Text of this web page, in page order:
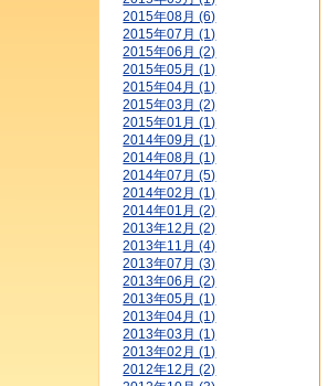
2015年08月 (6)
2015年07月 (1)
2015年06月 (2)
2015年05月 (1)
2015年04月 (1)
2015年03月 (2)
2015年01月 (1)
2014年09月 (1)
2014年08月 (1)
2014年07月 (5)
2014年02月 (1)
2014年01月 (2)
2013年12月 (2)
2013年11月 (4)
2013年07月 (3)
2013年06月 (2)
2013年05月 (1)
2013年04月 (1)
2013年03月 (1)
2013年02月 (1)
2012年12月 (2)